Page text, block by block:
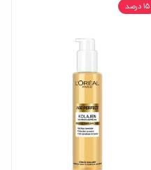
۱۵ درصد